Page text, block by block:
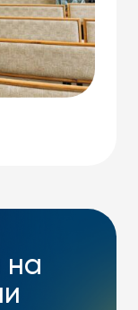
на